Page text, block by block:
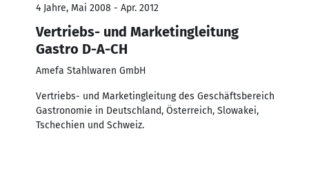
4 Jahre, Mai 2008 - Apr. 2012
Vertriebs- und Marketingleitung
Gastro D-A-CH
Amefa Stahlwaren GmbH
Vertriebs- und Marketingleitung des Geschäftsbereich
Gastronomie in Deutschland, Österreich, Slowakei,
Tschechien und Schweiz.